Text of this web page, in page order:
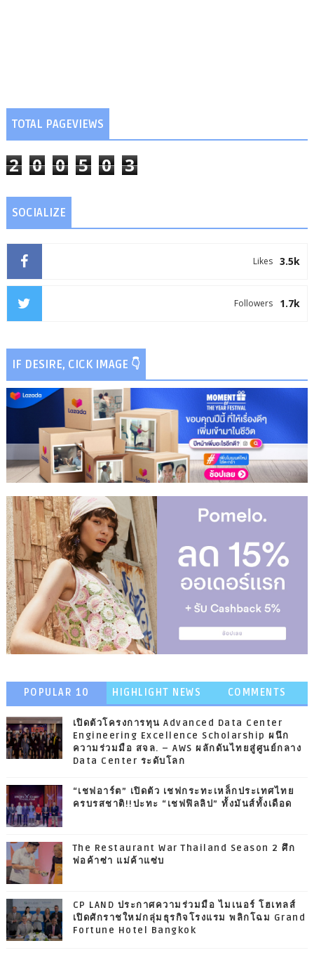
TOTAL PAGEVIEWS
2 0 0 5 0 3
SOCIALIZE
3.5k
Likes
1.7k
Followers
IF DESIRE, CICK IMAGE 👇
POPULAR 10 HIGHLIGHT NEWS COMMENTS
เปิดตัวโครงการทุน Advanced Data Center
Engineering Excellence Scholarship ผนึก
ความร่วมมือ สจล. – AWS ผลักดันไทยสู่ศูนย์กลาง
Data Center ระดับโลก
“เชฟอาร์ต” เปิดตัว เชฟกระทะเหล็กประเทศไทย
ครบรสชาติ!!ปะทะ “เชฟฟิลลิป” ทั้งมันส์ทั้งเดือด
The Restaurant War Thailand Season 2 ศึก
พ่อค้าซ่า แม่ค้าแซ่บ
CP LAND ประกาศความร่วมมือ ไมเนอร์ โฮเทลส์
เปิดศักราชใหม่กลุ่มธุรกิจโรงแรม พลิกโฉม Grand
Fortune Hotel Bangkok